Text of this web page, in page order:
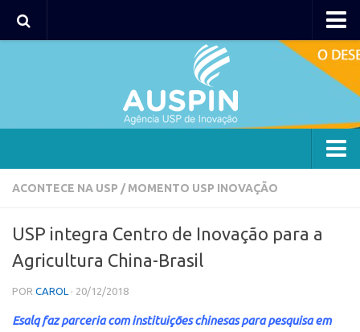
Agência
Coordenação
Polos
Polo Capital
Polo Lorena
ACONTECE NA USP / MOMENTO USP INOVAÇÃO
USP integra Centro de Inovação para a
Agricultura China-Brasil
POR CAROL · 20/12/2018
Esalq faz parceria com instituições chinesas para pesquisa em